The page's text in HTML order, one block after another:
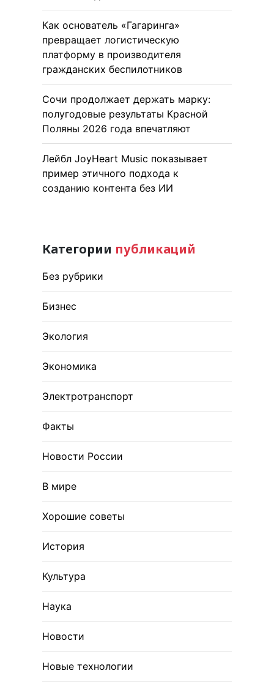
Как основатель «Гагаринга»
превращает логистическую
платформу в производителя
гражданских беспилотников
Сочи продолжает держать марку:
полугодовые результаты Красной
Поляны 2026 года впечатляют
Лейбл JoyHeart Music показывает
пример этичного подхода к
созданию контента без ИИ
Категории публикаций
Без рубрики
Бизнес
Экология
Экономика
Электротранспорт
Факты
Новости России
В мире
Хорошие советы
История
Культура
Наука
Новости
Новые технологии